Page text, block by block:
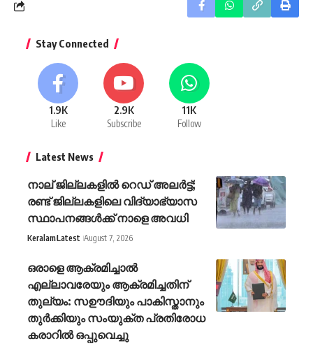
Stay Connected
1.9K
Like
2.9K
Subscribe
11K
Follow
Latest News
നാല് ജില്ലകളിൽ റെഡ് അലർട്ട്;
രണ്ട് ജില്ലകളിലെ വിദ്യാഭ്യാസ
സ്ഥാപനങ്ങൾക്ക് നാളെ അവധി
KeralamLatest August 7, 2026
ഒരാളെ ആക്രമിച്ചാൽ
എല്ലാവരേയും ആക്രമിച്ചതിന്
തുല്യം: സഊദിയും പാകിസ്താനും
തുർക്കിയും സംയുക്ത പ്രതിരോധ
കരാറിൽ ഒപ്പുവെച്ചു